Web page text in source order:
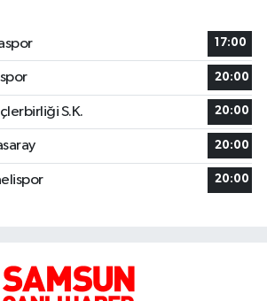
17:00
20:00
S.K. 20:00
20:00
20:00